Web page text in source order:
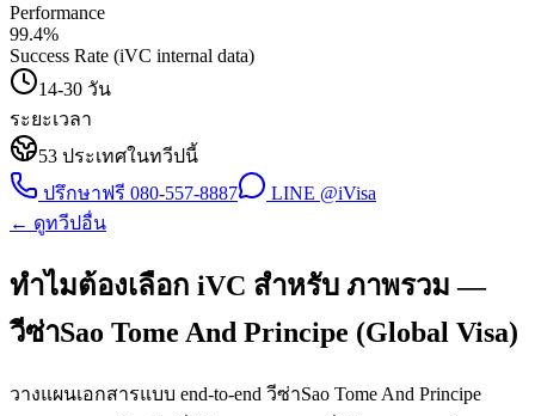
Performance
99.4%
Success Rate (iVC internal data)
14-30 วัน
ระยะเวลา
53 ประเทศในทวีปนี้
ปรึกษาฟรี 080-557-8887
LINE @iVisa
← ดูทวีปอื่น
ทำไมต้องเลือก iVC สำหรับ ภาพรวม —
วีซ่าSao Tome And Principe (Global Visa)
วางแผนเอกสารแบบ end-to-end วีซ่าSao Tome And Principe